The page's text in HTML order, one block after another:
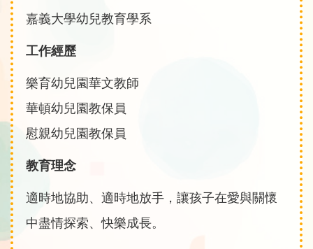
嘉義大學幼兒教育學系
工作經歷
樂育幼兒園華文教師
華頓幼兒園教保員
慰親幼兒園教保員
教育理念
適時地協助、適時地放手，讓孩子在愛與關懷
中盡情探索、快樂成長。